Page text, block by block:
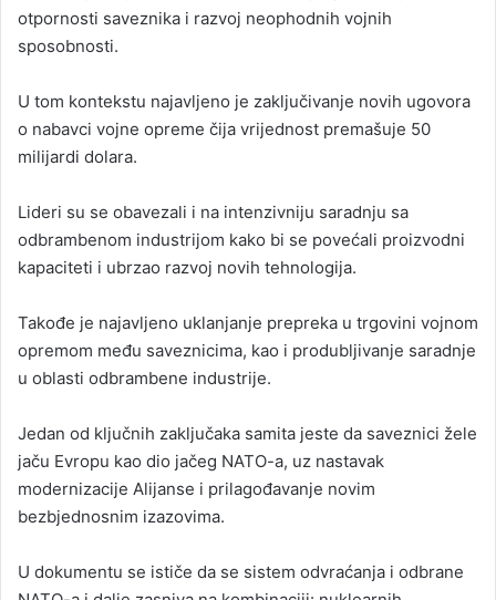
otpornosti saveznika i razvoj neophodnih vojnih
sposobnosti.
U tom kontekstu najavljeno je zaključivanje novih ugovora
o nabavci vojne opreme čija vrijednost premašuje 50
milijardi dolara.
Lideri su se obavezali i na intenzivniju saradnju sa
odbrambenom industrijom kako bi se povećali proizvodni
kapaciteti i ubrzao razvoj novih tehnologija.
Takođe je najavljeno uklanjanje prepreka u trgovini vojnom
opremom među saveznicima, kao i produbljivanje saradnje
u oblasti odbrambene industrije.
Jedan od ključnih zaključaka samita jeste da saveznici žele
jaču Evropu kao dio jačeg NATO-a, uz nastavak
modernizacije Alijanse i prilagođavanje novim
bezbjednosnim izazovima.
U dokumentu se ističe da se sistem odvraćanja i odbrane